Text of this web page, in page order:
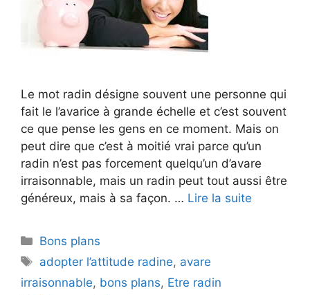
Le mot radin désigne souvent une personne qui
fait le l’avarice à grande échelle et c’est souvent
ce que pense les gens en ce moment. Mais on
peut dire que c’est à moitié vrai parce qu’un
radin n’est pas forcement quelqu’un d’avare
irraisonnable, mais un radin peut tout aussi être
généreux, mais à sa façon. … Lire la suite
Catégories
Bons plans
Étiquettes
adopter l’attitude radine, avare
irraisonnable, bons plans, Etre radin